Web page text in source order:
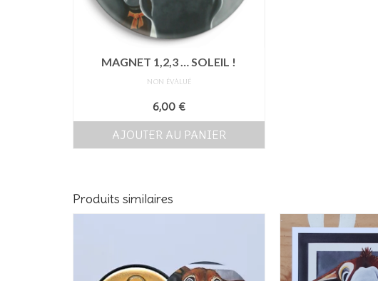
MAGNET 1,2,3 … SOLEIL !
NON ÉVALUÉ
6,00 €
AJOUTER AU PANIER
Produits similaires